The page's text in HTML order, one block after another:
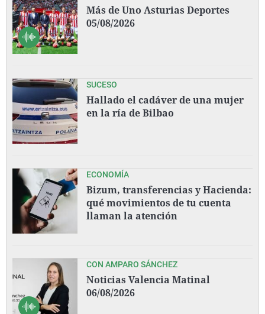
Más de Uno Asturias Deportes
05/08/2026
SUCESO
Hallado el cadáver de una mujer
en la ría de Bilbao
ECONOMÍA
Bizum, transferencias y Hacienda:
qué movimientos de tu cuenta
llaman la atención
CON AMPARO SÁNCHEZ
Noticias Valencia Matinal
06/08/2026